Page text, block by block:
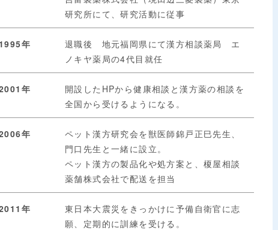
研究所にて、研究活動に従事
1995年
退職後 地元福岡県にて漢方相談薬局 エ
ノキヤ薬局の4代目就任
年
開設したHPから健康相談と漢方薬の相談を
全国から受けるようになる。
年
ペット漢方研究会を獣医師錦戸正巳先生、
門口先生と一緒に設立。
ペット漢方の製品化や処方案と、榎屋相談
薬舗株式会社で配送を担当
年
東日本大震災をきっかけに予備自衛官に志
願、定期的に訓練を受ける。